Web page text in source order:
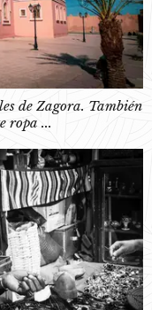
de Zagora. También
ropa ...